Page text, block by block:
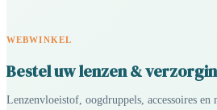
WEBWINKEL
Bestel uw lenzen &
Lenzenvloeistof, oogdruppels, accessoires